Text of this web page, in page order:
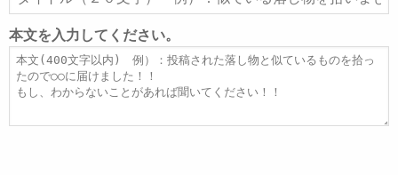
ド
レ
ス
イ
ト
ル
本文を入力してください。
本
文